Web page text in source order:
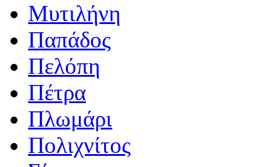
Μυτιλήνη
Παπάδος
Πελόπη
Πέτρα
Πλωμάρι
Πολιχνίτος